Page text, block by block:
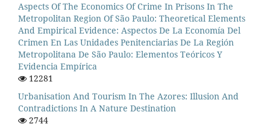
Aspects Of The Economics Of Crime In Prisons In The
Metropolitan Region Of São Paulo: Theoretical Elements
And Empirical Evidence: Aspectos De La Economía Del
Crimen En Las Unidades Penitenciarias De La Región
Metropolitana De São Paulo: Elementos Teóricos Y
Evidencia Empírica
12281
Urbanisation And Tourism In The Azores: Illusion And
Contradictions In A Nature Destination
2744